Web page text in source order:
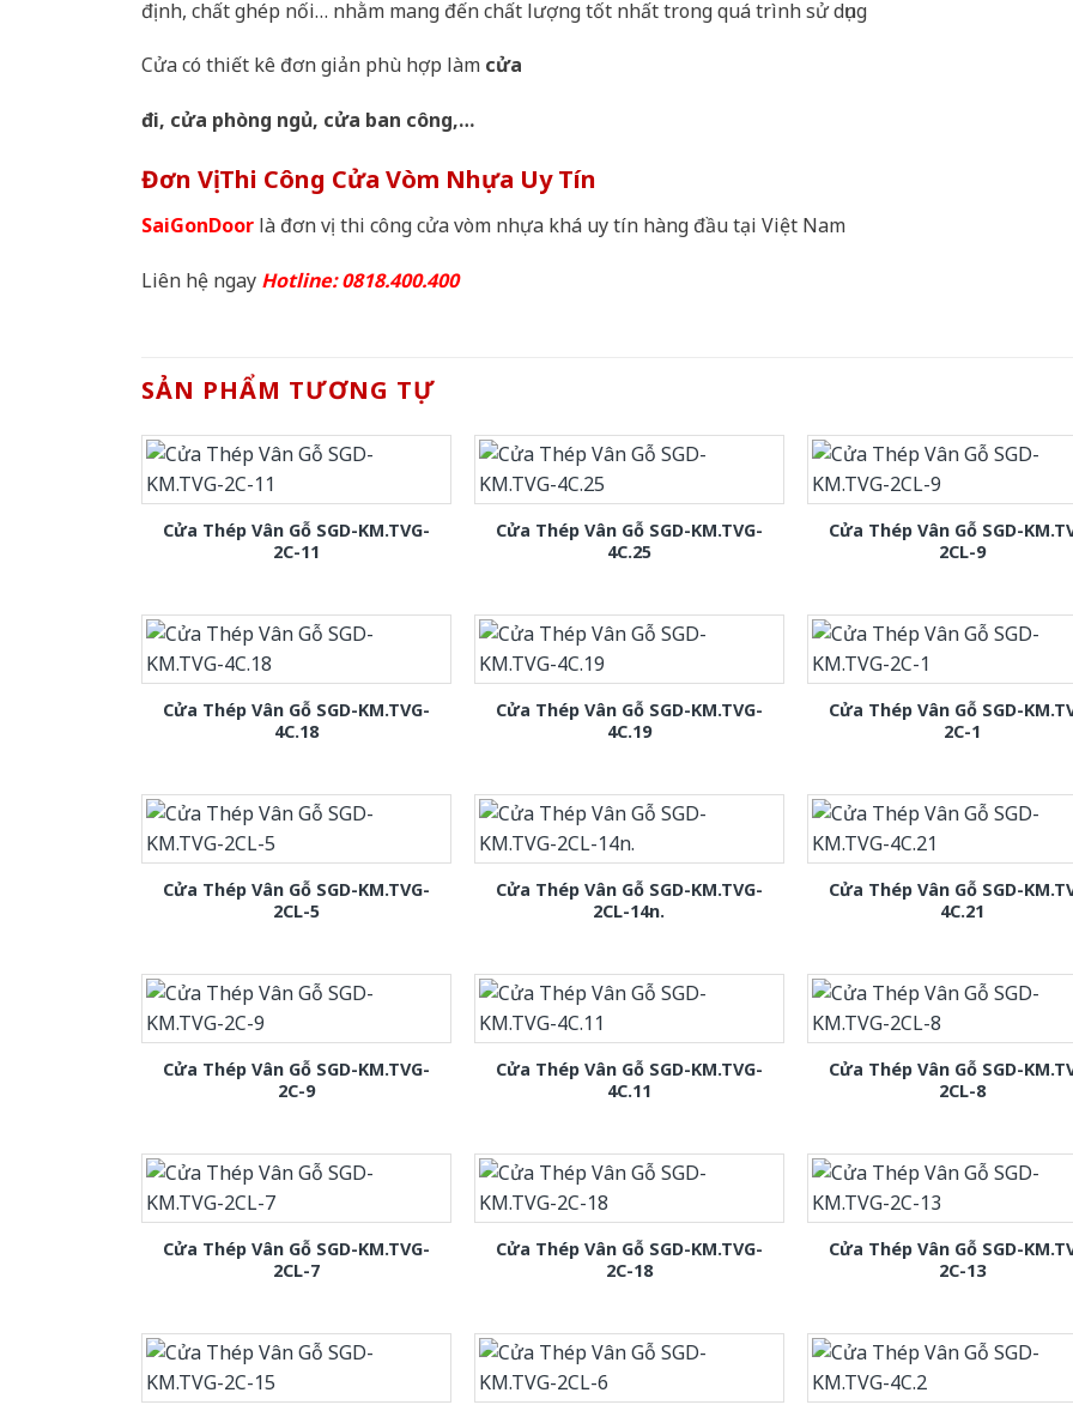
định, chất ghép nối… nhằm mang đến chất lượng tốt nhất trong quá trình sử dụng
Cửa có thiết kê đơn giản phù hợp làm cửa
đi, cửa phòng ngủ, cửa ban công,…
Đơn Vị Thi Công Cửa Vòm Nhựa Uy Tín
SaiGonDoor là đơn vị thi công cửa vòm nhựa khá uy tín hàng đầu tại Việt Nam
Liên hệ ngay Hotline: 0818.400.400
SẢN PHẨM TƯƠNG TỰ
Cửa Thép Vân Gỗ SGD-KM.TVG-
2C-11
Cửa Thép Vân Gỗ SGD-KM.TVG-
4C.25
Cửa Thép Vân Gỗ SGD-
2CL-9
Cửa Thép Vân Gỗ SGD-KM.TVG-
4C.18
Cửa Thép Vân Gỗ SGD-KM.TVG-
4C.19
Cửa Thép Vân Gỗ SGD-
2C-1
Cửa Thép Vân Gỗ SGD-KM.TVG-
2CL-5
Cửa Thép Vân Gỗ SGD-KM.TVG-
2CL-14n.
Cửa Thép Vân Gỗ SGD-
4C.21
Cửa Thép Vân Gỗ SGD-KM.TVG-
2C-9
Cửa Thép Vân Gỗ SGD-KM.TVG-
4C.11
Cửa Thép Vân Gỗ SGD-
2CL-8
Cửa Thép Vân Gỗ SGD-KM.TVG-
2CL-7
Cửa Thép Vân Gỗ SGD-KM.TVG-
2C-18
Cửa Thép Vân Gỗ SGD-
2C-13